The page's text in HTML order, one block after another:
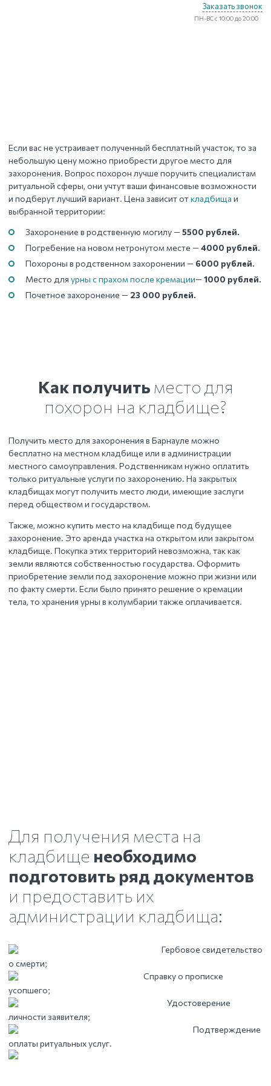
Заказать звонок
ПН-ВС с 10:00 до 20:00
Если вас не устраивает полученный бесплатный участок, то за
небольшую цену можно приобрести другое место для
захоронения. Вопрос похорон лучше поручить специалистам
ритуальной сферы, они учтут ваши финансовые возможности
и подберут лучший вариант. Цена зависит откладбища и
выбранной территории:
Захоронение в родственную могилу —5500 рублей.
Погребение на новом нетронутом месте —4000 рублей.
Похороны в родственном захоронении — 6000 рублей.
Место для урны с прахом после кремации—1000 рублей.
Почетное захоронение — 23 000 рублей.
Как получить место для
похорон на кладбище?
Получить место для захоронения в Барнауле можно
бесплатно на местном кладбище или в администрации
местного самоуправления. Родственникам нужно оплатить
только ритуальные услуги по захоронению. На закрытых
кладбищах могут получить место люди, имеющие заслуги
перед обществом и государством.
Также, можно купить место на кладбище под будущее
захоронение. Это аренда участка на открытом или закрытом
кладбище. Покупка этих территорий невозможна, так как
земли являются собственностью государства. Оформить
приобретение земли под захоронение можно при жизни или
по факту смерти. Если было принято решение о кремации
тела, то хранения урны в колумбарии также оплачивается.
Для получения места на
кладбище необходимо
подготовить ряд документов
и предоставить их
администрации кладбища:
Гербовое свидетельство
о смерти;
Справку о прописке
усопшего;
Удостоверение
личности заявителя;
Подтверждение
оплаты ритуальных услуг.